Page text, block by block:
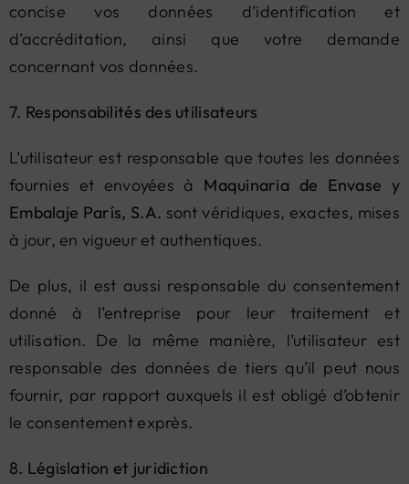
concise vos données d’identification et
d’accréditation, ainsi que votre demande
concernant vos données.
7. Responsabilités des utilisateurs
L’utilisateur est responsable que toutes les données
fournies et envoyées à Maquinaria de Envase y
Embalaje París, S.A. sont véridiques, exactes, mises
à jour, en vigueur et authentiques.
De plus, il est aussi responsable du consentement
donné à l’entreprise pour leur traitement et
utilisation. De la même manière, l’utilisateur est
responsable des données de tiers qu’il peut nous
fournir, par rapport auxquels il est obligé d’obtenir
le consentement exprès.
8. Législation et juridiction